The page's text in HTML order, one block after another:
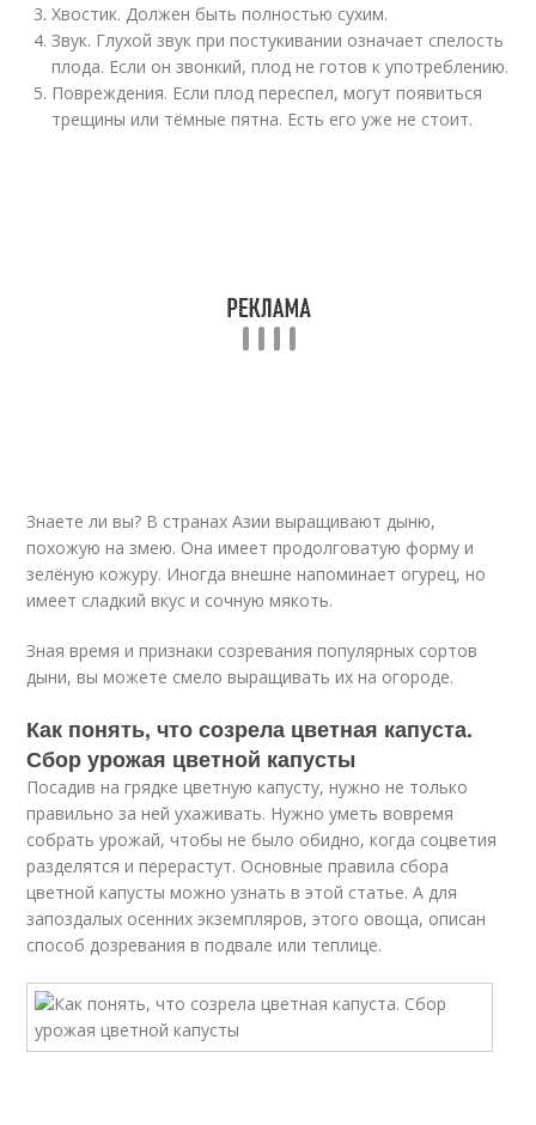
Хвостик. Должен быть полностью сухим.
Звук. Глухой звук при постукивании означает спелость
плода. Если он звонкий, плод не готов к употреблению.
Повреждения. Если плод переспел, могут появиться
трещины или тёмные пятна. Есть его уже не стоит.
Знаете ли вы? В странах Азии выращивают дыню,
похожую на змею. Она имеет продолговатую форму и
зелёную кожуру. Иногда внешне напоминает огурец, но
имеет сладкий вкус и сочную мякоть.
Зная время и признаки созревания популярных сортов
дыни, вы можете смело выращивать их на огороде.
Как понять, что созрела цветная капуста.
Сбор урожая цветной капусты
Посадив на грядке цветную капусту, нужно не только
правильно за ней ухаживать. Нужно уметь вовремя
собрать урожай, чтобы не было обидно, когда соцветия
разделятся и перерастут. Основные правила сбора
цветной капусты можно узнать в этой статье. А для
запоздалых осенних экземпляров, этого овоща, описан
способ дозревания в подвале или теплице.